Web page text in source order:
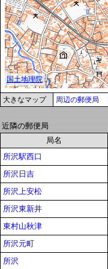
大きなマップ 周辺の郵便局
近隣の郵便局
局名
所沢駅西口
所沢日吉
所沢上安松
所沢東新井
東村山秋津
所沢元町
所沢